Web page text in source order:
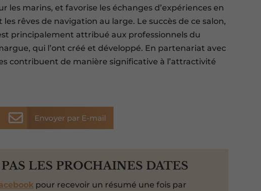
les marins, et favorise les échanges d’expériences en
rêves de navigation au large. Le succès de ce salon,
principalement attribué aux professionnels du
qui l’ont créé et développé. En partenariat avec
contribuent de manière significative à l’attractivité
 Envoyer par E-mail
LES PROCHAINES DATES
pour recevoir un résumé une fois par